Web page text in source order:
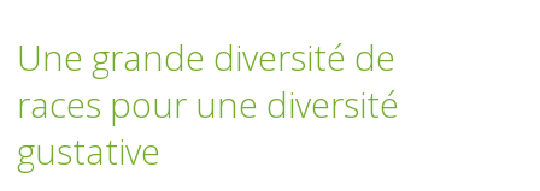
Une grande diversité de
races pour une diversité
gustative